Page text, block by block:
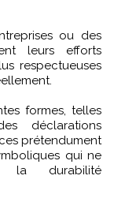
ou des
leurs efforts
respectueuses
formes, telles
déclarations
prétendument
qui ne
la durabilité